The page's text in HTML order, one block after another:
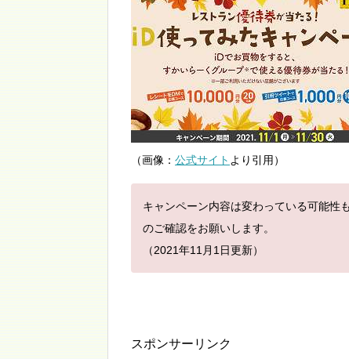
（画像： 公式サイト より引用）
キャンペーン内容は変わっている可能性
のご確認をお願いします。
（2021年11月1日更新）
スポンサーリンク